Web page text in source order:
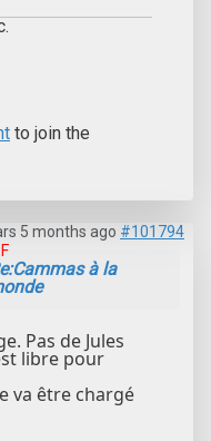
to join the
5 months ago #101794
à la
Pas de Jules
libre pour
va être chargé